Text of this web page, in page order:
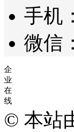
手机
微信
企
业
在
线
© 本站